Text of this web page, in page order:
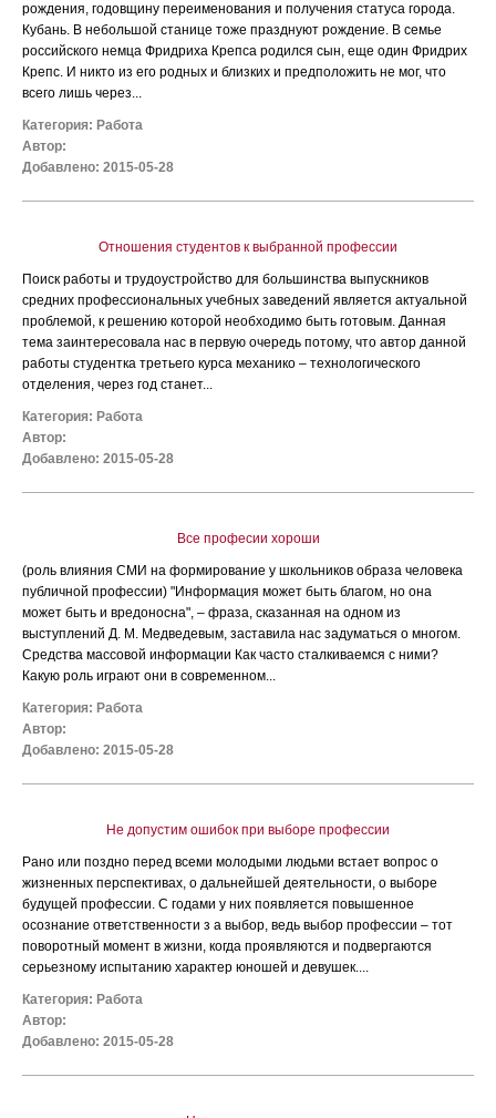
рождения, годовщину переименования и получения статуса города.
Кубань. В небольшой станице тоже празднуют рождение. В семье
российского немца Фридриха Крепса родился сын, еще один Фридрих
Крепс. И никто из его родных и близких и предположить не мог, что
всего лишь через...
Категория: Работа
Автор:
Добавлено: 2015-05-28
Отношения студентов к выбранной профессии
Поиск работы и трудоустройство для большинства выпускников
средних профессиональных учебных заведений является актуальной
проблемой, к решению которой необходимо быть готовым. Данная
тема заинтересовала нас в первую очередь потому, что автор данной
работы студентка третьего курса механико – технологического
отделения, через год станет...
Категория: Работа
Автор:
Добавлено: 2015-05-28
Все професии хороши
(роль влияния СМИ на формирование у школьников образа человека
публичной профессии) "Информация может быть благом, но она
может быть и вредоносна", – фраза, сказанная на одном из
выступлений Д. М. Медведевым, заставила нас задуматься о многом.
Средства массовой информации Как часто сталкиваемся с ними?
Какую роль играют они в современном...
Категория: Работа
Автор:
Добавлено: 2015-05-28
Не допустим ошибок при выборе профессии
Рано или поздно перед всеми молодыми людьми встает вопрос о
жизненных перспективах, о дальнейшей деятельности, о выборе
будущей профессии. С годами у них появляется повышенное
осознание ответственности з а выбор, ведь выбор профессии – тот
поворотный момент в жизни, когда проявляются и подвергаются
серьезному испытанию характер юношей и девушек....
Категория: Работа
Автор:
Добавлено: 2015-05-28